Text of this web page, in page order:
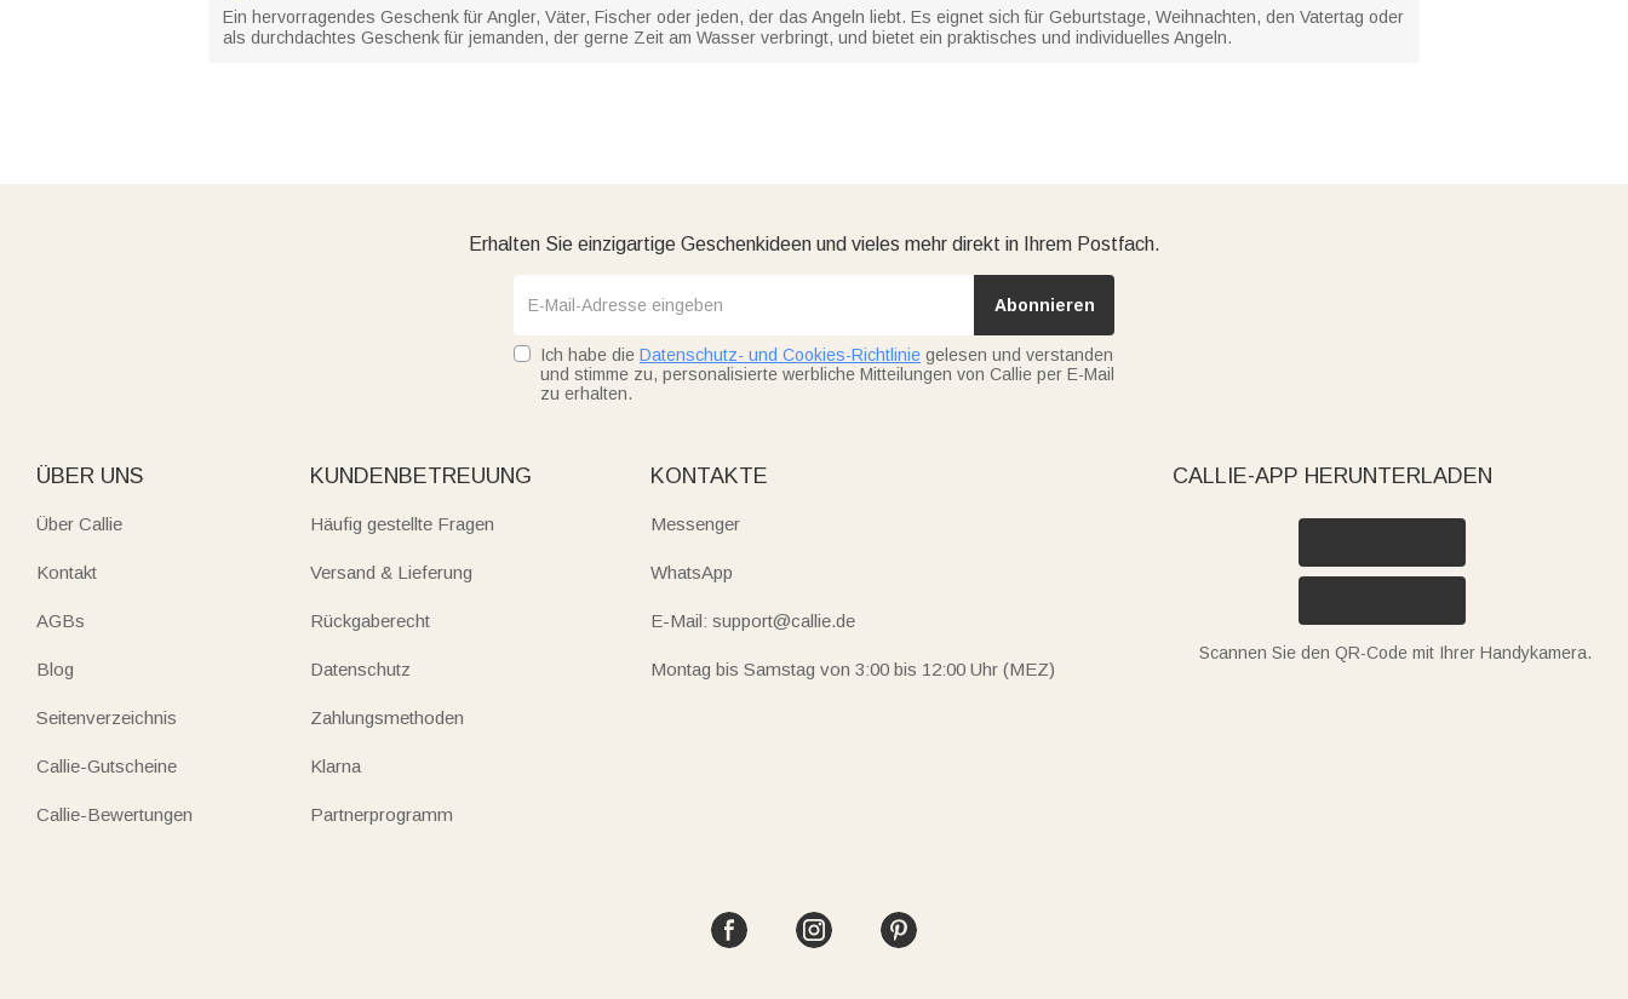
Ein hervorragendes Geschenk für Angler, Väter, Fischer oder jeden, der das Angeln liebt. Es eignet sich für Geburtstage, Weihnachten, den Vatertag oder
als durchdachtes Geschenk für jemanden, der gerne Zeit am Wasser verbringt, und bietet ein praktisches und individuelles Angeln.
Erhalten Sie einzigartige Geschenkideen und vieles mehr direkt in Ihrem Postfach.
Abonnieren
Ich habe die Datenschutz- und Cookies-Richtlinie gelesen und verstanden
und stimme zu, personalisierte werbliche Mitteilungen von Callie per E-Mail
zu erhalten.
ÜBER UNS
Über Callie
Kontakt
AGBs
Blog
Seitenverzeichnis
Callie-Gutscheine
Callie-Bewertungen
KUNDENBETREUUNG
Häufig gestellte Fragen
Versand & Lieferung
Rückgaberecht
Datenschutz
Zahlungsmethoden
Klarna
Partnerprogramm
KONTAKTE
Messenger
WhatsApp
E-Mail: support@callie.de
Montag bis Samstag von 3:00 bis 12:00 Uhr (MEZ)
CALLIE-APP HERUNTERLADEN
Scannen Sie den QR-Code mit Ihrer Handykamera.